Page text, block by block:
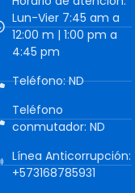
Lun-Vier 7:45 am a
12:00 m | 1:00 pm a
4:45 pm
Teléfono: ND
Teléfono
conmutador: ND
Línea Anticorrupción:
+573168785931